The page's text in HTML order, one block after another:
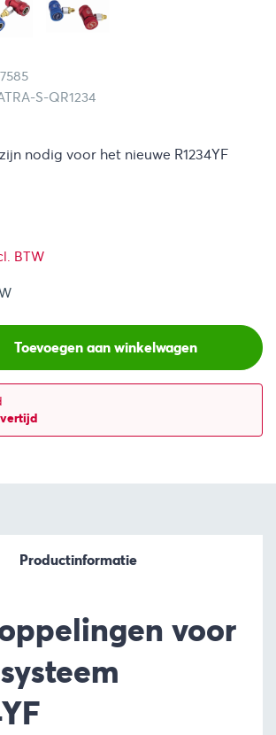
S-QR1234
nodig voor het nieuwe R1234YF
BTW
Toevoegen aan winkelwagen
Productinformatie
voor